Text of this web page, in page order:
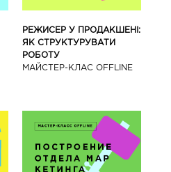
РЕЖИСЕР У ПРОДАКШЕНІ:
ЯК СТРУКТУРУВАТИ
РОБОТУ
МАЙСТЕР-КЛАС OFFLINE